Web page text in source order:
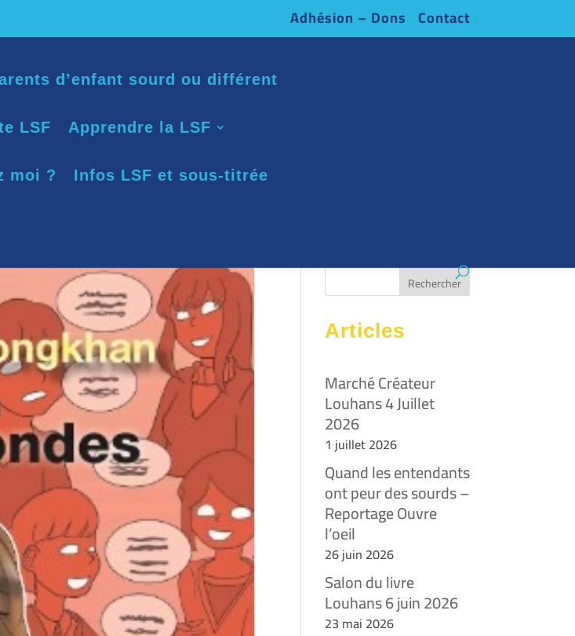
Adhésion – Dons Contact
d’enfant sourd ou différent
LSF Apprendre la LSF
moi ? Infos LSF et sous-titrée
Articles
Marché Créateur
Louhans 4 Juillet
2026
1 juillet 2026
Quand les entendants
ont peur des sourds –
Reportage Ouvre
l’oeil
26 juin 2026
Salon du livre
Louhans 6 juin 2026
23 mai 2026